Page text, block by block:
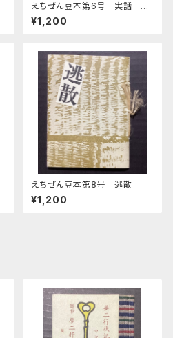
えちぜん豆本第6号 実話 越
前太閤記
¥1,200
えちぜん豆本第8号 逃散
¥1,200